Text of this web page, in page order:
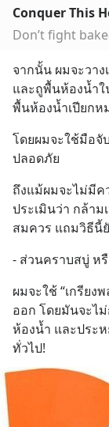
Conquer This
จากนั้น ผมจะวา
และถูพื้นห้องน้ำ
พื้นห้องน้ำเปียกห
โดยผมจะใช้มือจั
ปลอดภัย
ถึงแม้ผมจะไม่มีค
ประเมินว่า กล้า
สมควร แถมวิธีนี้
- ส่วนคราบสบู่ ห
ผมจะใช้ “เกรีย
ออก โดยมันจะไ
ห้องน้ำ และประ
ทั่วไป!